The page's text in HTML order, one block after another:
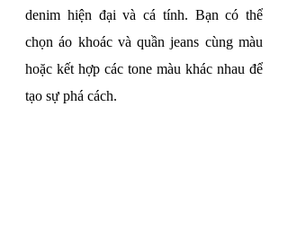
denim hiện đại và cá tính. Bạn có thể
chọn áo khoác và quần jeans cùng màu
hoặc kết hợp các tone màu khác nhau để
tạo sự phá cách.